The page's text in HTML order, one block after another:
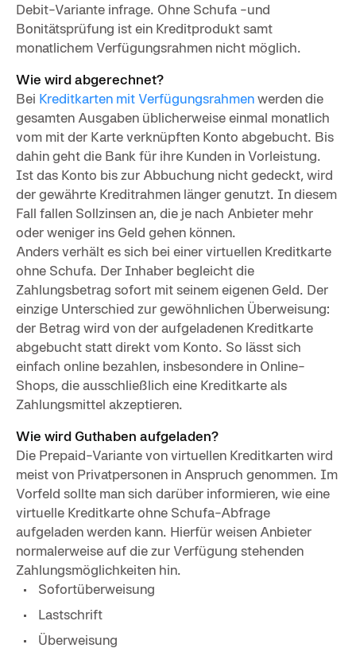
Debit-Variante infrage. Ohne Schufa -und
Bonitätsprüfung ist ein Kreditprodukt samt
monatlichem Verfügungsrahmen nicht möglich.
Wie wird abgerechnet?
Bei Kreditkarten mit Verfügungsrahmenwerden die
gesamten Ausgaben üblicherweise einmal monatlich
vom mit der Karte verknüpften Konto abgebucht. Bis
dahin geht die Bank für ihre Kunden in Vorleistung.
Ist das Konto bis zur Abbuchung nicht gedeckt, wird
der gewährte Kreditrahmen länger genutzt. In diesem
Fall fallen Sollzinsen an, die je nach Anbieter mehr
oder weniger ins Geld gehen können.
Anders verhält es sich bei einer virtuellen Kreditkarte
ohne Schufa. Der Inhaber begleicht die
Zahlungsbetrag sofort mit seinem eigenen Geld. Der
einzige Unterschied zur gewöhnlichen Überweisung:
der Betrag wird von der aufgeladenen Kreditkarte
abgebucht statt direkt vom Konto. So lässt sich
einfach online bezahlen, insbesondere in Online-
Shops, die ausschließlich eine Kreditkarte als
Zahlungsmittel akzeptieren.
Wie wird Guthaben aufgeladen?
Die Prepaid-Variante von virtuellen Kreditkarten wird
meist von Privatpersonen in Anspruch genommen. Im
Vorfeld sollte man sich darüber informieren, wie eine
virtuelle Kreditkarte ohne Schufa-Abfrage
aufgeladen werden kann. Hierfür weisen Anbieter
normalerweise auf die zur Verfügung stehenden
Zahlungsmöglichkeiten hin.
Sofortüberweisung
Lastschrift
Überweisung